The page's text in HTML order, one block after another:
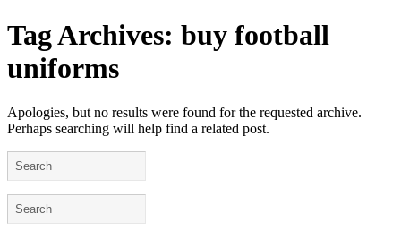
Tag Archives: buy football
uniforms
Apologies, but no results were found for the requested archive.
Perhaps searching will help find a related post.